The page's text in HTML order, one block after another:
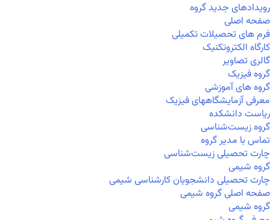
رویدادهای جدید گروه
صفحه اصلی
فرم های تحصیلات تکمیلی
کارگاه الکتروتکنیک
گالری تصاویر
گروه فیزیک
گروه های آموزشی
معرفی آزمایشگاههای فیزیک
ریاست دانشکده
گروه زیست‌شناسی
تماس با مدیر گروه
چارت تحصیلی زیست‌شناسی
گروه شیمی
چارت تحصیلی دانشجویان کارشناسی شیمی
صفحه اصلی گروه شیمی
گروه شیمی